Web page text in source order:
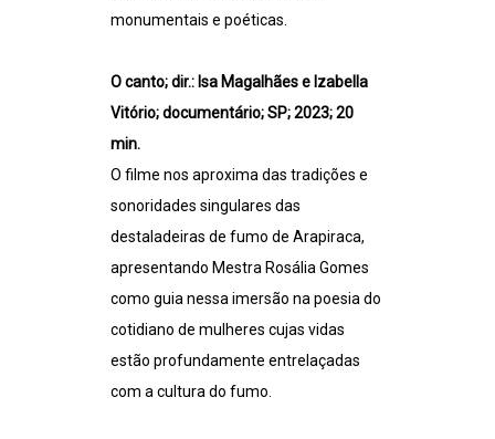
monumentais e poéticas.
O canto; dir.: Isa Magalhães e Izabella
Vitório; documentário; SP; 2023; 20
min.
O filme nos aproxima das tradições e
sonoridades singulares das
destaladeiras de fumo de Arapiraca,
apresentando Mestra Rosália Gomes
como guia nessa imersão na poesia do
cotidiano de mulheres cujas vidas
estão profundamente entrelaçadas
com a cultura do fumo.